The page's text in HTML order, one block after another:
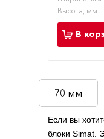
Высота, мм
В
70 мм
Если вы
блоки Simat.